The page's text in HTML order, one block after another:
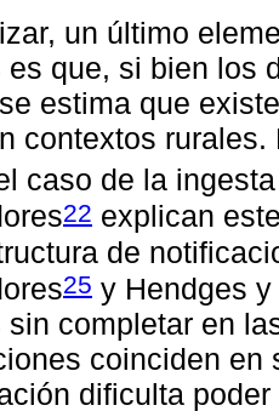
un último
es que, si bien los
estima que
contextos
caso de la
22 explican
de
25 y Hendges
sin completar en
coinciden en
dificulta